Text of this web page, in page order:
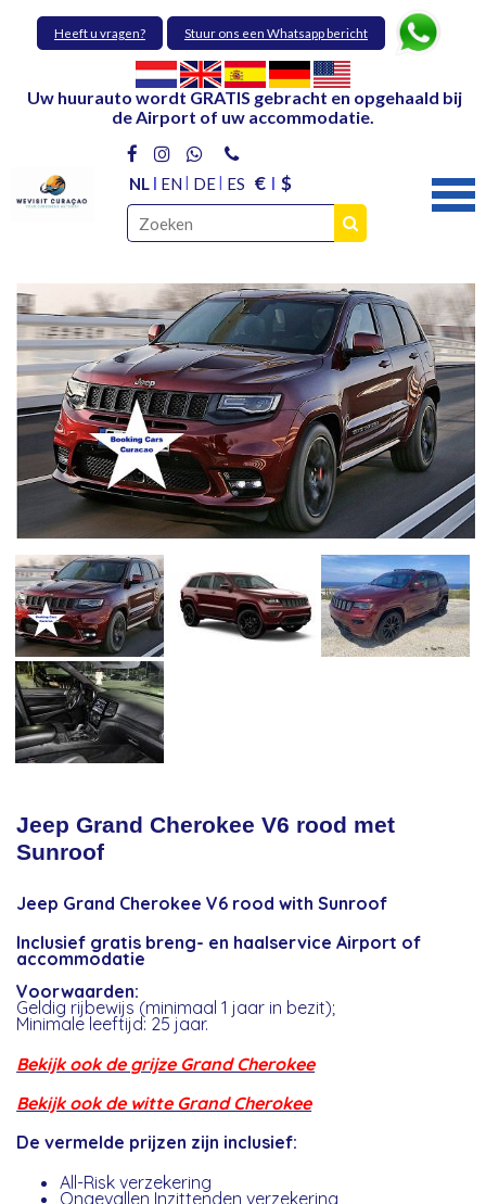
Heeft u vragen? Stuur ons een Whatsapp bericht
Uw huurauto wordt GRATIS gebracht en opgehaald bij
de Airport of uw accommodatie.
NL EN DE ES € $
Jeep Grand Cherokee V6 rood met
Sunroof
Jeep Grand Cherokee V6 rood with Sunroof
Inclusief gratis breng- en haalservice Airport of
accommodatie
Voorwaarden:
Geldig rijbewijs (minimaal 1 jaar in bezit);
Minimale leeftijd: 25 jaar.
Bekijk ook de grijze Grand Cherokee
Bekijk ook de witte Grand Cherokee
De vermelde prijzen zijn inclusief:
All-Risk verzekering
Ongevallen Inzittenden verzekering